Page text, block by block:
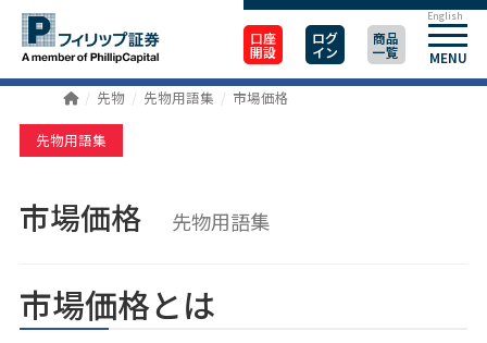
口座
開設
ログ
イン
商品
一覧 MENU
English
先物 先物用語集 市場価格
先物用語集
市場価格 先物用語集
市場価格とは